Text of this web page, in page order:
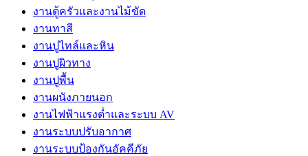
งานตู้ครัวและงานไม้ขัด
งานทาสี
งานปูไทล์และหิน
งานปูผิวทาง
งานปูพื้น
งานผนังภายนอก
งานไฟฟ้าแรงต่ำและระบบ AV
งานระบบปรับอากาศ
งานระบบป้องกันอัคคีภัย